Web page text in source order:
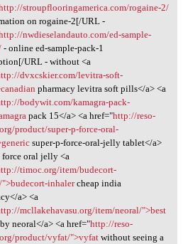
stroupflooringamerica.com/rogaine-2/
on rogaine-2[/URL -
nwdieselandauto.com/ed-sample-
- online ed-sample-pack-1
URL - without <a
dvxcskier.com/levitra-soft-
pharmacy levitra soft pills</a> <a
bodywit.com/kamagra-pack-
pack 15</a> <a href="http://reso-
product/super-p-force-oral-
super-p-force-oral-jelly tablet</a>
force oral jelly <a
timoc.org/item/budecort-
inhalercheap india
a> <a
mcllakehavasu.org/item/neoral/">best
neoral</a> <a href="http://reso-
product/vyfat/">vyfatwithout seeing a